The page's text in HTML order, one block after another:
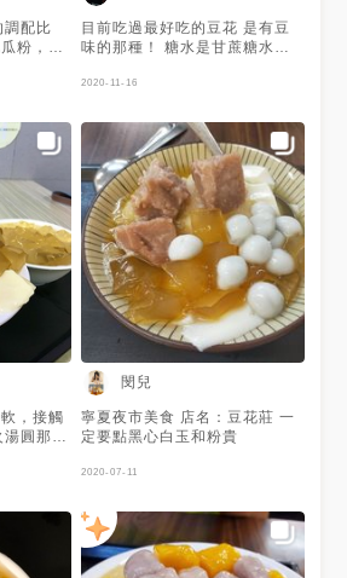
調配比
粉，吃
糖水為
～ 謝
目前吃過最好吃的豆花 是有豆
味的那種！ 糖水是甘蔗糖水不
麻湯圓！！！ Q彈 芝麻味濃又
吃很多 就在寧夏夜市對面 可以
吃完燒麻糬剉冰再來吃湯圓豆花
😆😆
2020-11-16
，接觸
圓那麼
糖水清
閔兒
寧夏夜市美食 店名：豆花莊 一
定要點黑心白玉和粉貴
2020-07-11